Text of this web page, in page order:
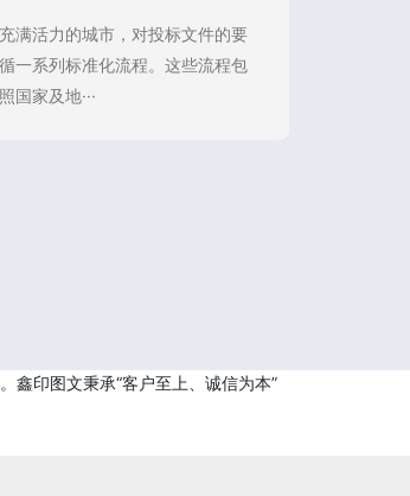
满活力的城市，对投标文件的要
一系列标准化流程。这些流程包
家及地···
鑫印图文秉承“客户至上、诚信为本”